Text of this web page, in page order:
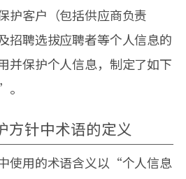
护客户（包括供应商负责
招聘选拔应聘者等个人信息的
并保护个人信息，制定了如下
方针中术语的定义
使用的术语含义以“个人信息